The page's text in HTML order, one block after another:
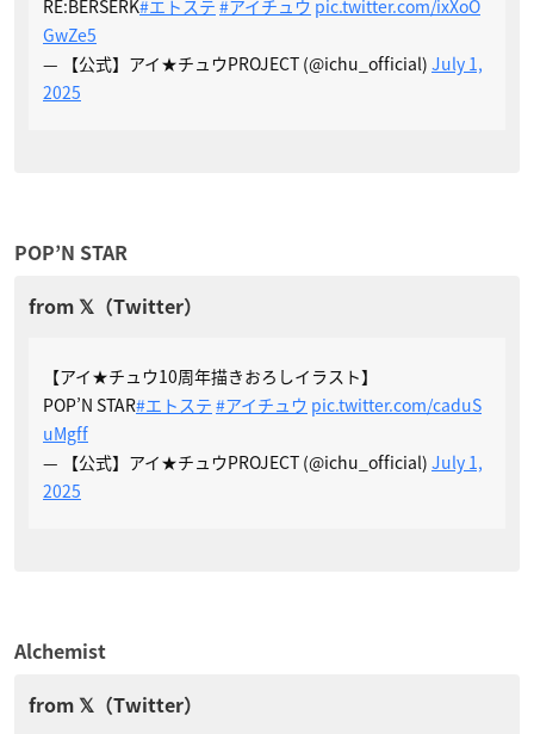
RE:BERSERK#エトステ #アイチュウ pic.twitter.com/ixXoO
GwZe5
— 【公式】アイ★チュウPROJECT (@ichu_official) July 1,
2025
POP’N STAR
【アイ★チュウ10周年描きおろしイラスト】
POP’N STAR#エトステ #アイチュウ pic.twitter.com/caduS
uMgff
— 【公式】アイ★チュウPROJECT (@ichu_official) July 1,
2025
Alchemist